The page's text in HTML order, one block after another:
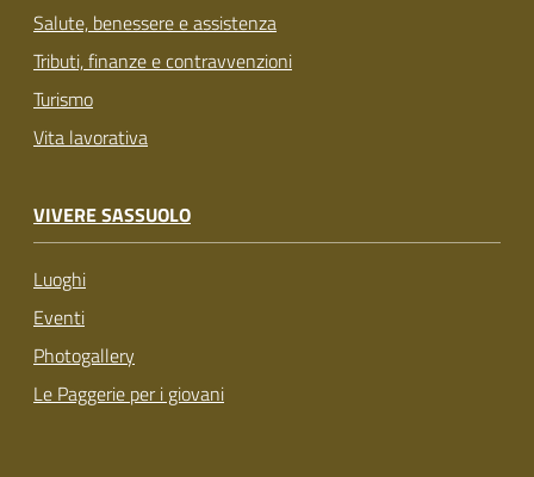
Salute, benessere e assistenza
Tributi, finanze e contravvenzioni
Turismo
Vita lavorativa
VIVERE SASSUOLO
Luoghi
Eventi
Photogallery
Le Paggerie per i giovani